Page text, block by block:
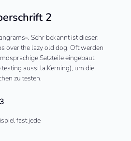
2
Sehr bekannt ist dieser:
over the lazy old dog. Oft werden
Satzteile eingebaut
aussi la Kerning), um die
zu testen.
fast jede